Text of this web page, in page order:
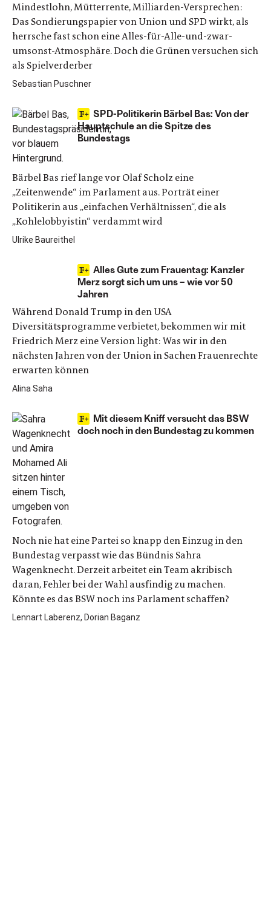
Mindestlohn, Mütterrente, Milliarden-Versprechen:
Das Sondierungspapier von Union und SPD wirkt, als
herrsche fast schon eine Alles-für-Alle-und-zwar-
umsonst-Atmosphäre. Doch die Grünen versuchen sich
als Spielverderber
Sebastian Puschner
SPD-Politikerin Bärbel Bas: Von der
Hauptschule an die Spitze des
Bundestags
Bärbel Bas rief lange vor Olaf Scholz eine
„Zeitenwende“ im Parlament aus. Porträt einer
Politikerin aus „einfachen Verhältnissen“, die als
„Kohlelobbyistin“ verdammt wird
Ulrike Baureithel
Alles Gute zum Frauentag: Kanzler
Merz sorgt sich um uns – wie vor 50
Jahren
Während Donald Trump in den USA
Diversitätsprogramme verbietet, bekommen wir mit
Friedrich Merz eine Version light: Was wir in den
nächsten Jahren von der Union in Sachen Frauenrechte
erwarten können
Alina Saha
Mit diesem Kniff versucht das BSW
doch noch in den Bundestag zu kommen
Noch nie hat eine Partei so knapp den Einzug in den
Bundestag verpasst wie das Bündnis Sahra
Wagenknecht. Derzeit arbeitet ein Team akribisch
daran, Fehler bei der Wahl ausfindig zu machen.
Könnte es das BSW noch ins Parlament schaffen?
Lennart Laberenz, Dorian Baganz